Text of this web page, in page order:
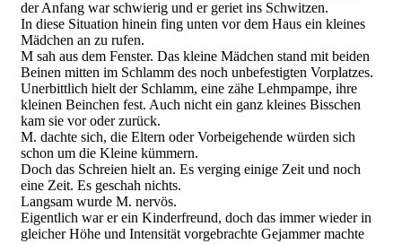
der Anfang war schwierig und er geriet ins Schwitzen.
In diese Situation hinein fing unten vor dem Haus ein kleines
Mädchen an zu rufen.
M sah aus dem Fenster. Das kleine Mädchen stand mit beiden
Beinen mitten im Schlamm des noch unbefestigten Vorplatzes.
Unerbittlich hielt der Schlamm, eine zähe Lehmpampe, ihre
kleinen Beinchen fest. Auch nicht ein ganz kleines Bisschen
kam sie vor oder zurück.
M. dachte sich, die Eltern oder Vorbeigehende würden sich
schon um die Kleine kümmern.
Doch das Schreien hielt an. Es verging einige Zeit und noch
eine Zeit. Es geschah nichts.
Langsam wurde M. nervös.
Eigentlich war er ein Kinderfreund, doch das immer wieder in
gleicher Höhe und Intensität vorgebrachte Gejammer machte